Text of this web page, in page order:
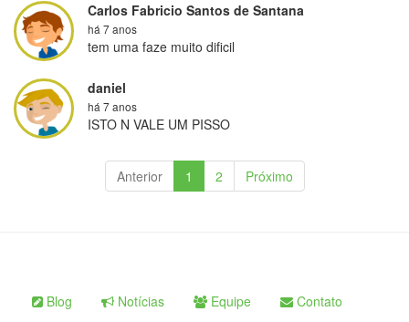
Carlos Fabricio Santos de Santana
há 7 anos
tem uma faze muito dificil
daniel
há 7 anos
ISTO N VALE UM PISSO
Anterior 1 2 Próximo
Blog Notícias Equipe Contato